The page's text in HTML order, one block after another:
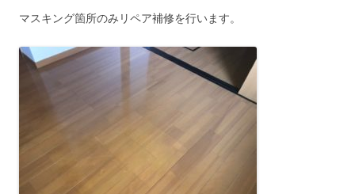
マスキング箇所のみリペア補修を行います。